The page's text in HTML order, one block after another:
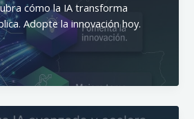
cómo la IA transforma
Adopte la innovación hoy.